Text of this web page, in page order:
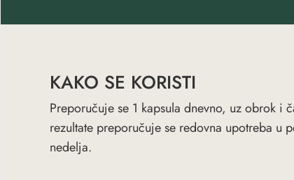
KAKO SE KORISTI
Preporučuje se 1 kapsula dnevno, uz obrok i
rezultate preporučuje se redovna upotreba u
nedelja.